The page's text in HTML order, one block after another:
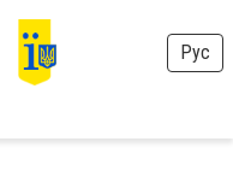
Рус